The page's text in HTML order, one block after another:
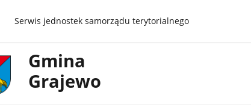
gov.plSerwis jednostek samorządu terytorialnego
Gmina
Grajewo